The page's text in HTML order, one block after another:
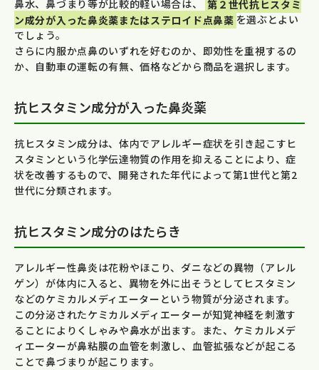
鼻水、鼻づまり等が比較的軽い場合は、
第２世代抗ヒスタミ
ン成分が入った鼻炎薬またはステロイド点鼻薬 を選ぶとよい
でしょう。
さらに内服か点鼻のいずれを好むのか、即効性を重視するの
か、自動車の運転の有無、価格などから商品を選択します。
抗ヒスタミン成分が入った鼻炎薬
抗ヒスタミン成分は、体内でアレルギー症状を引き起こすヒ
スタミンという化学伝達物質の作用を抑えることにより、症
状を改善するもので、開発された年代によって第1世代と第2
世代に分類されます。
抗ヒスタミン成分のはたらき
アレルギー性鼻炎は花粉やほこり、ダニなどの異物（アレル
ゲン）が体内に入ると、異物を外に出そうとしてヒスタミン
などのケミカルメディエーターという物質が分泌されます。
この分泌されたケミカルメディエーターが知覚神経を刺激す
ることによりくしゃみや鼻水が出ます。また、ケミカルメデ
ィエーターが鼻粘膜の血管を刺激し、血管拡張などが起こる
ことで鼻づまりが起こります。